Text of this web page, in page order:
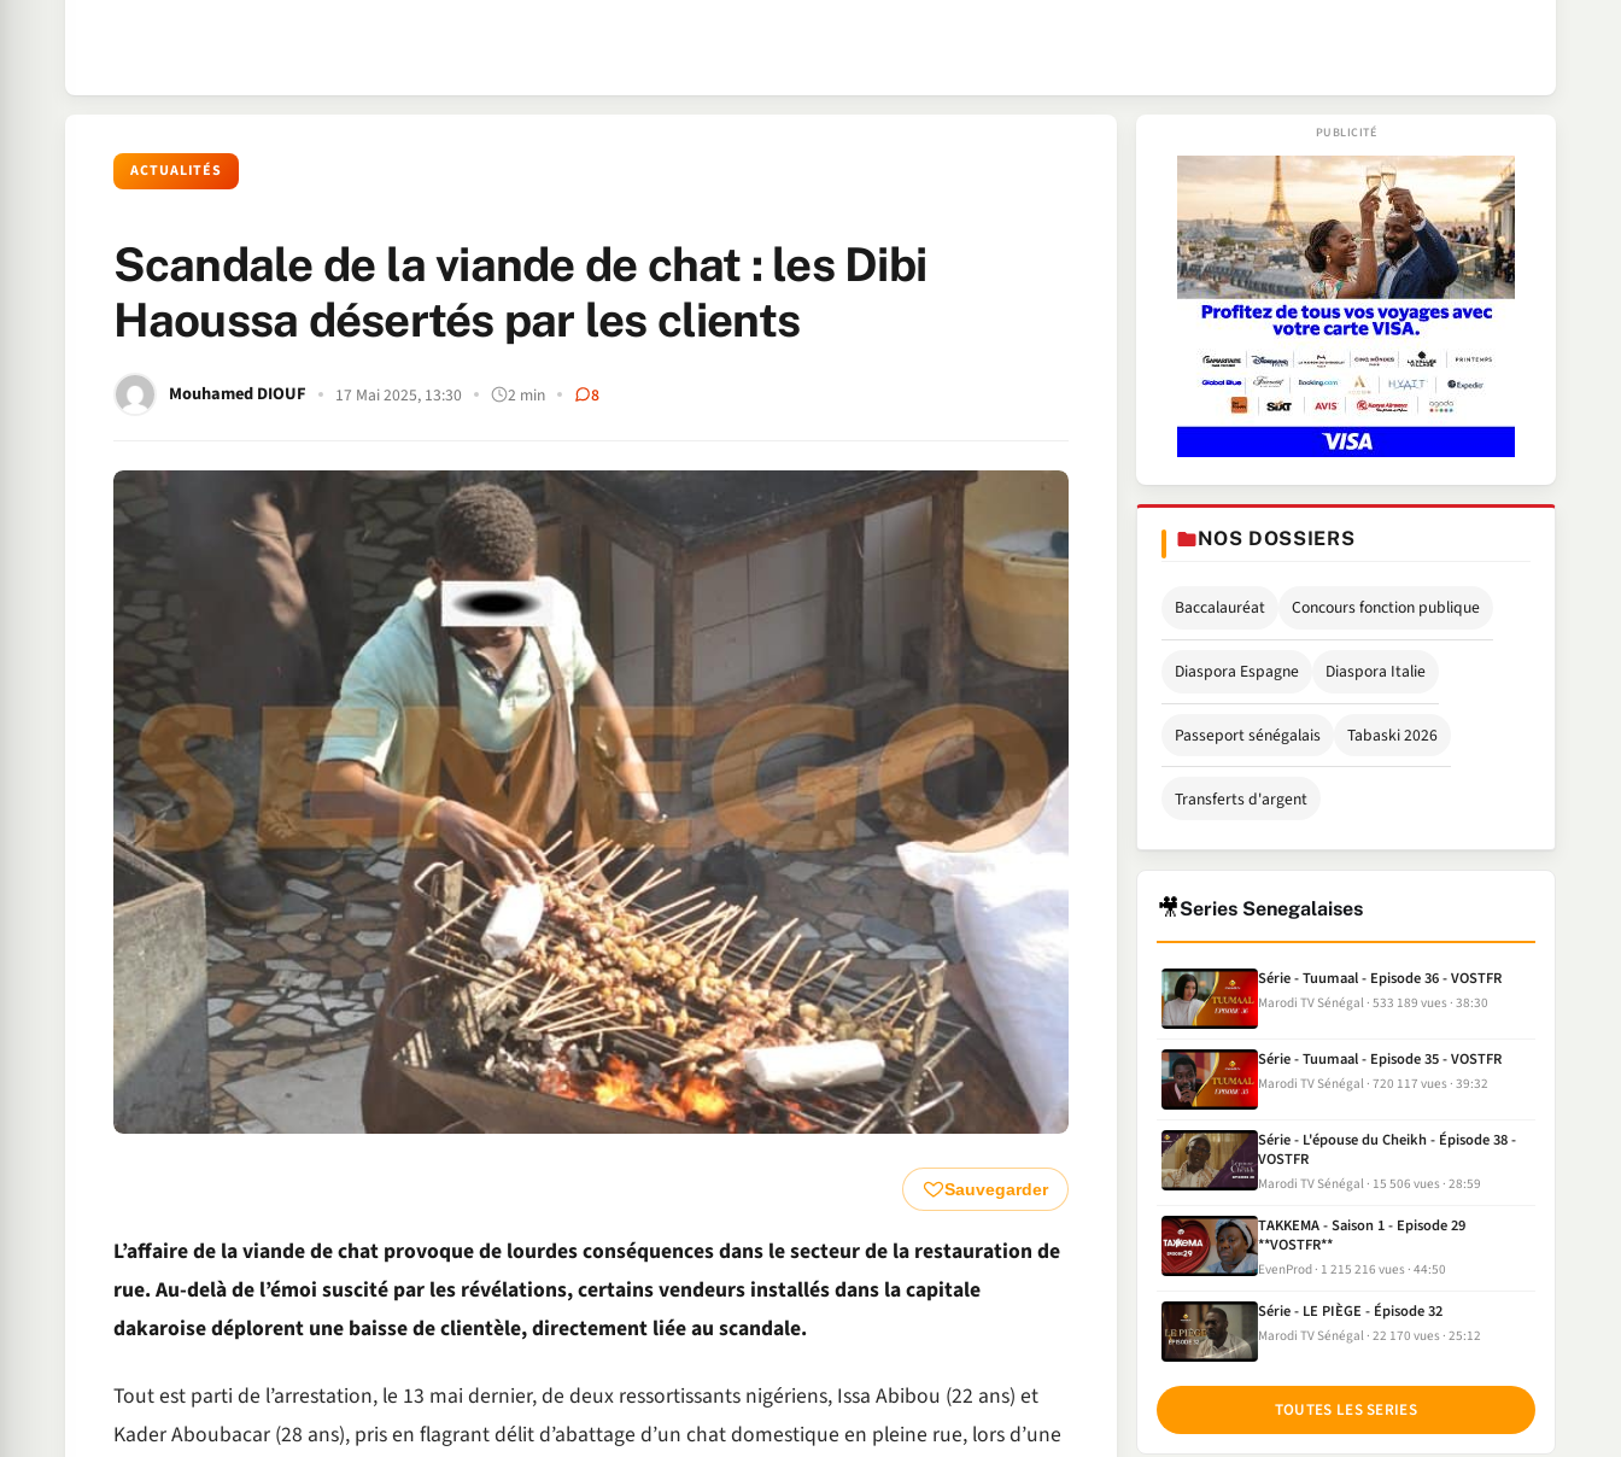
ACTUALITÉS
Scandale de la viande de chat : les Dibi
Haoussa désertés par les clients
Mouhamed DIOUF 17 Mai 2025, 13:30 2 min 8
Sauvegarder
L’affaire de la viande de chat provoque de lourdes conséquences dans le secteur de la restauration de
rue. Au-delà de l’émoi suscité par les révélations, certains vendeurs installés dans la capitale
dakaroise déplorent une baisse de clientèle, directement liée au scandale.
Tout est parti de l’arrestation, le 13 mai dernier, de deux ressortissants nigériens, Issa Abibou (22 ans) et
Kader Aboubacar (28 ans), pris en flagrant délit d’abattage d’un chat domestique en pleine rue, lors d’une
NOS DOSSIERS
Baccalauréat Concours fonction publique
Diaspora Espagne Diaspora Italie
Passeport sénégalais Tabaski 2026
Transferts d'argent
🎥Series Senegalaises
Série - Tuumaal - Episode 36 - VOSTFR
Marodi TV Sénégal 533 189 vues 38:30
Série - Tuumaal - Episode 35 - VOSTFR
Marodi TV Sénégal 720 117 vues 39:32
Série - L'épouse du Cheikh - Épisode 38 -
VOSTFR
Marodi TV Sénégal 15 506 vues 28:59
TAKKEMA - Saison 1 - Episode 29
**VOSTFR**
EvenProd 1 215 216 vues 44:50
Série - LE PIÈGE - Épisode 32
Marodi TV Sénégal 22 170 vues 25:12
TOUTES LES SERIES